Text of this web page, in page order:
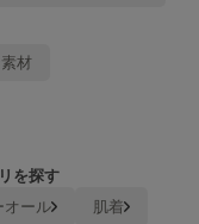
材
を探す
オール
肌着